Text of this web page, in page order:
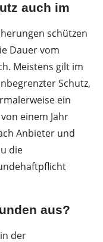
auch im
schützen
Dauer vom
Meistens gilt im
Schutz,
ein
einem Jahr
Anbieter und
die
aus?
der